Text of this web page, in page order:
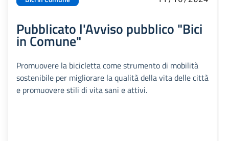
Pubblicato l'Avviso pubblico "Bici
in Comune"
Promuovere la bicicletta come strumento di mobilità
sostenibile per migliorare la qualità della vita delle città
e promuovere stili di vita sani e attivi.